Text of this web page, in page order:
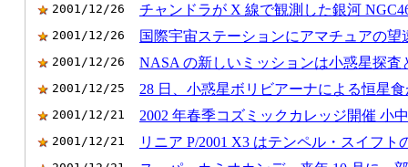
2001/12/26 チャンドラが X 線で観測した銀河
2001/12/26 国際宇宙ステーションにアマチュアの望
2001/12/26 NASA の新しいミッションは小惑星探査
2001/12/25 28 日、小惑星ボリビアーナによる恒星
2001/12/21 2002 年春季コズミックカレッジ開催 小
2001/12/21 リニア P/2001 X3 はテンペル・スイフ